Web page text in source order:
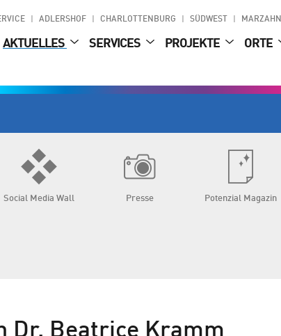
ADLERSHOF CHARLOTTENBURG SÜDWEST MARZAHN
AKTUELLES SERVICES PROJEKTE ORTE
Social Media Wall Presse Potenzial Magazin